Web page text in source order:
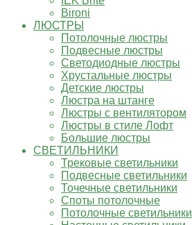
Bironi
ЛЮСТРЫ
Потолочные люстры
Подвесные люстры
Светодиодные люстры
Хрустальные люстры
Детские люстры
Люстра на штанге
Люстры с вентилятором
Люстры в стиле Лофт
Большие люстры
СВЕТИЛЬНИКИ
Трековые светильники
Подвесные светильники
Точечные светильники
Споты потолочные
Потолочные светильники